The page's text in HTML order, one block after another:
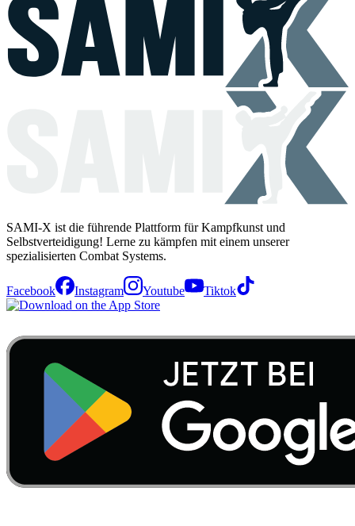
SAMI-X ist die führende Plattform für Kampfkunst und
Selbstverteidigung! Lerne zu kämpfen mit einem unserer
spezialisierten Combat Systems.
Facebook Instagram Youtube Tiktok